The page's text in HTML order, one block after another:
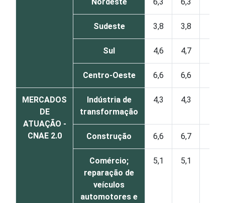
Sudeste 3,8 3,8
Sul 4,6 4,7
Centro-Oeste 6,6 6,6
MERCADOS
DE
ATUAÇÃO -
CNAE 2.0
Indústria de
transformação
4,3 4,3
Construção 6,6 6,7
Comércio;
reparação de
veículos
automotores e
5,1 5,1